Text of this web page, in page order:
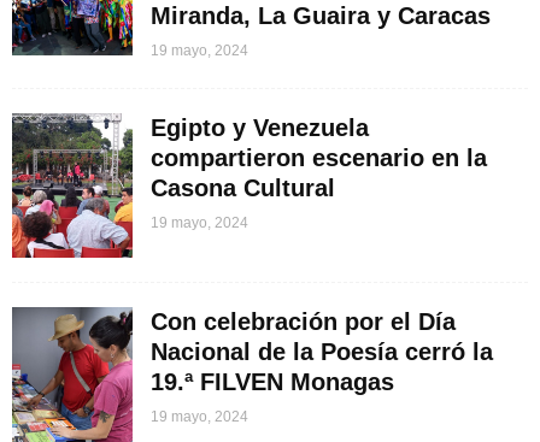
Miranda, La Guaira y Caracas
19 mayo, 2024
Egipto y Venezuela
compartieron escenario en la
Casona Cultural
19 mayo, 2024
Con celebración por el Día
Nacional de la Poesía cerró la
19.ª FILVEN Monagas
19 mayo, 2024